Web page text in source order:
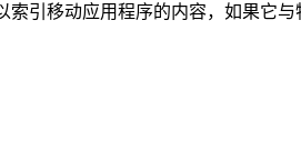
索引移动应用程序的内容，如果